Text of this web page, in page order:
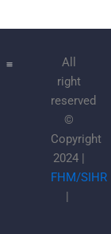
All
right
reserved
©
Copyright
2024 |
FHM/SIHR
|